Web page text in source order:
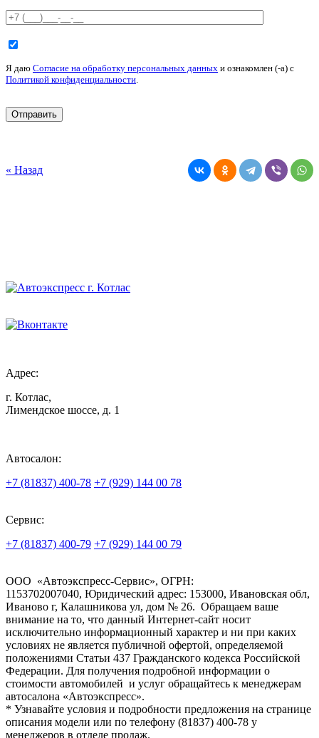
Или
Я даюСогласие на обработку персональных данных и ознакомлен (-а) c
Политикой конфиденциальности
+7 (81837) 400-78 +7 (929) 144 00 78
Сервис:
+7 (81837) 400-79 +7 (929) 144 00 79
ООО «Автоэкспресс-Сервис», ОГРН:
1153702007040, Юридический адрес: 153000, Ивановская обл,
Иваново г, Калашникова ул, дом № 26. Обращаем ваше
внимание на то, что данный Интернет-сайт носит
исключительно информационный характер и ни при каких